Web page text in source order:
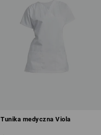
Tunika medyczna Viola